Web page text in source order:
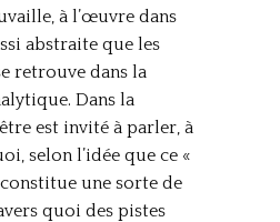
à l’œuvre dans
abstraite que les
retrouve dans la
Dans la
est invité à parler, à
selon l’idée que ce «
une sorte de
quoi des pistes